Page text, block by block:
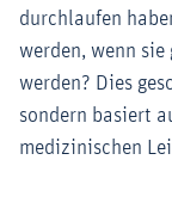
durchlaufen
werden, wenn sie
werden? Dies
sondern basiert
medizinischen